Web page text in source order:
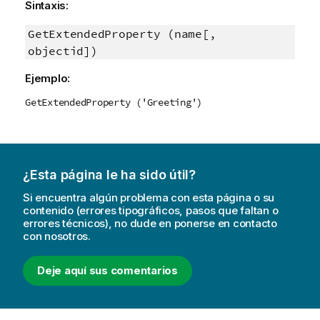
Sintaxis:
GetExtendedProperty (name[,
objectid])
Ejemplo:
GetExtendedProperty ('Greeting')
¿Esta página le ha sido útil?
Si encuentra algún problema con esta página o su
contenido (errores tipográficos, pasos que faltan o
errores técnicos), no dude en ponerse en contacto
con nosotros.
Deje aquí sus comentarios